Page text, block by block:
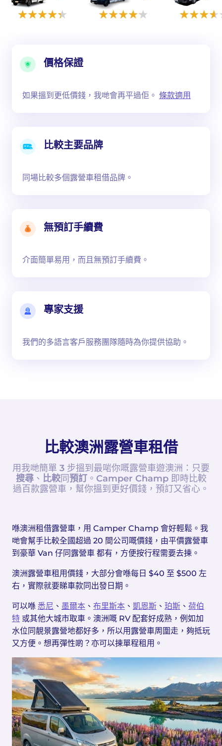
價格保證
如果搵到更低價錢，我哋會再平過佢。 條款適用
比較主要品牌
同場比較多個露營車租借品牌。
無預訂手續費
介面簡單易用，而且無預訂手續費。
專家支援
我們的多語言客戶服務團隊隨時為你提供協助。
比較澳洲露營車租借
用我哋簡單 3 步搵到最啱你嘅露營車遊澳洲：只要
搜尋、 比較同預訂。Camper Champ 即時比較
過百款露營車，幫你搵到更好價錢，預訂又省心。
喺澳洲租借露營車，用 Camper Champ 會好輕鬆。我
哋會幫手比較全國超過 20 間公司嘅價錢，由平價露營車
到豪華 Van 仔同露營車 都有，方便按行程需要去揀。
澳洲露營車租用價錢，大部分會喺每日 $40 至 $500 左
右，實際就要睇車款同出發日期。
可以喺 悉尼 、 墨爾本 、 布里斯本 、 凱恩斯 、 珀斯 、 荷伯
特 或其他大城市取車。澳洲嘅 RV 配套好成熟，例如加
水位同靚景露營地都好多，所以用露營車周圍走，夠抵玩
又方便。想再彈性啲？亦可以揀單程租用。